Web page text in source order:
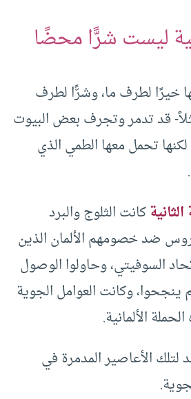
ليست شرًّا محضًا
خيرًا لطرف ما، وشرًّا لطرف
قد تدمر وتجرف بعض البيوت
تحمل معها الطمي الذي
كانت الثلوج والبرد
ضد خصومهم الألمان الذين
السوفيتي، وحاولوا الوصول
ينجحوا، وكانت العوامل الجوية
الألمانية.
لتلك الأعاصير المدمرة في